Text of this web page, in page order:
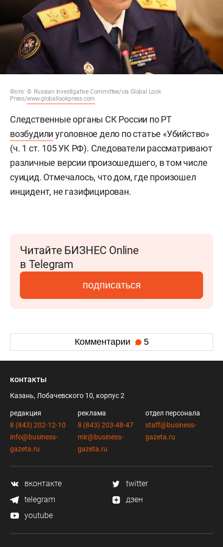
Фото: © Russian Investigative Committee/via Global Look
Press/www.globallookpress.com
Следственные органы СК России по РТ
возбудили уголовное дело по статье «Убийство»
(ч. 1 ст. 105 УК РФ). Следователи рассматривают
различные версии произошедшего, в том числе
суицид. Отмечалось, что дом, где произошел
инцидент, не газифицирован.
Читайте БИЗНЕС Online
в Telegram
подписаться
Комментарии 5
контакты
Казань, Лобачевского 10, корпус 2
редакция
8 (843) 202-12-10
info@business-
gazeta.ru
реклама
8 (843) 203-48-47
mir@business-
gazeta.ru
отдел персонала
staff@business-
gazeta.ru
вконтакте
twitter
telegram
дзен
youtube